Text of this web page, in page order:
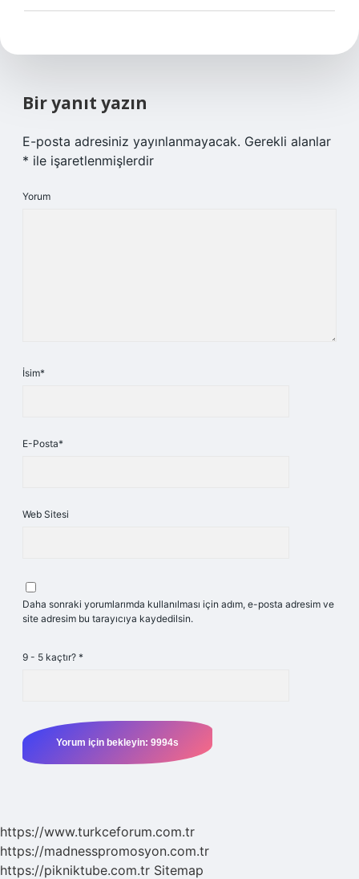
Bir yanıt yazın
E-posta adresiniz yayınlanmayacak. Gerekli alanlar
* ile işaretlenmişlerdir
Yorum
İsim*
E-Posta*
Web Sitesi
Daha sonraki yorumlarımda kullanılması için adım, e-posta adresim ve
site adresim bu tarayıcıya kaydedilsin.
9 - 5 kaçtır? *
https://www.turkceforum.com.tr
https://madnesspromosyon.com.tr
https://pikniktube.com.tr Sitemap